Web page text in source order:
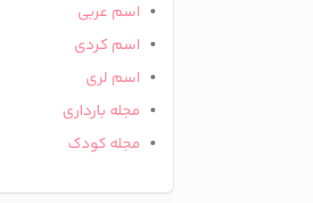
اسم عربی
اسم کردی
اسم لری
مجله بارداری
مجله کودک